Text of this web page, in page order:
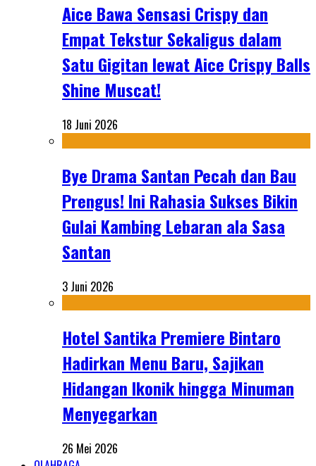
Aice Bawa Sensasi Crispy dan
Empat Tekstur Sekaligus dalam
Satu Gigitan lewat Aice Crispy Balls
Shine Muscat!
18 Juni 2026
Bye Drama Santan Pecah dan Bau
Prengus! Ini Rahasia Sukses Bikin
Gulai Kambing Lebaran ala Sasa
Santan
3 Juni 2026
Hotel Santika Premiere Bintaro
Hadirkan Menu Baru, Sajikan
Hidangan Ikonik hingga Minuman
Menyegarkan
26 Mei 2026